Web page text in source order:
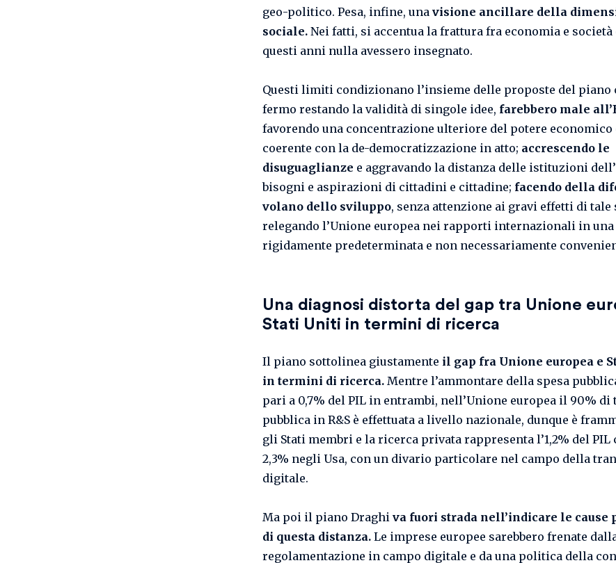
geo-politico. Pesa, infine, una visione ancillare della
sociale. Nei fatti, si accentua la frattura fra economia e società
questi anni nulla avessero insegnato.
Questi limiti condizionano l’insieme delle proposte del piano
fermo restando la validità di singole idee, farebbero male
favorendo una concentrazione ulteriore del potere
coerente con la de-democratizzazione in atto; accrescendo le
disuguaglianze e aggravando la distanza delle istituzioni
bisogni e aspirazioni di cittadini e cittadine; facendo della
volano dello sviluppo, senza attenzione ai gravi effetti di tale
relegando l’Unione europea nei rapporti internazionali in
rigidamente predeterminata e non necessariamente
Una diagnosi distorta del gap tra Unione
Stati Uniti in termini di ricerca
Il piano sottolinea giustamente il gap fra Unione europea e
in termini di ricerca. Mentre l’ammontare della spesa
pari a 0,7% del PIL in entrambi, nell’Unione europea il 90% di
pubblica in R&S è effettuata a livello nazionale, dunque è
gli Stati membri e la ricerca privata rappresenta l’1,2% del
2,3% negli Usa, con un divario particolare nel campo della
digitale.
Ma poi il piano Draghi va fuori strada nell’indicare le cause
di questa distanza. Le imprese europee sarebbero frenate
regolamentazione in campo digitale e da una politica della